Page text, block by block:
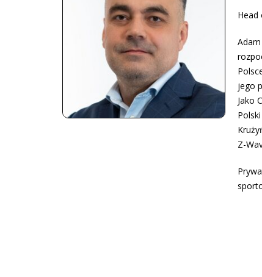
Head
jego
Jako
Z-